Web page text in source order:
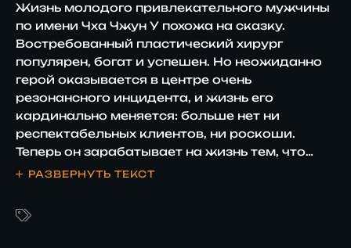
Жизнь молодого привлекательного мужчины
по имени Чха Чжун У похожа на сказку.
Востребованный пластический хирург
популярен, богат и успешен. Но неожиданно
герой оказывается в центре очень
резонансного инцидента, и жизнь его
кардинально меняется: больше нет ни
респектабельных клиентов, ни роскоши.
Теперь он зарабатывает на жизнь тем, что
восстанавливает внешность людям,
Хён и открывает у себя невероятный дар:
РАЗВЕРНУТЬ ТЕКСТ